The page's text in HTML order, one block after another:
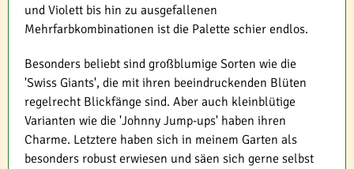
und Violett bis hin zu ausgefallenen
Mehrfarbkombinationen ist die Palette schier endlos.
Besonders beliebt sind großblumige Sorten wie die
'Swiss Giants', die mit ihren beeindruckenden Blüten
regelrecht Blickfänge sind. Aber auch kleinblütige
Varianten wie die 'Johnny Jump-ups' haben ihren
Charme. Letztere haben sich in meinem Garten als
besonders robust erwiesen und säen sich gerne selbst